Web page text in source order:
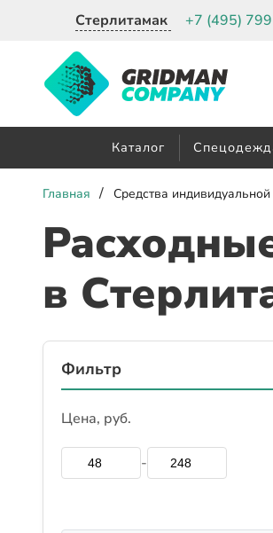
Стерлитамак +7 (495)
Каталог
Главная / Средства
в
Фильтр
Цена, руб.
-